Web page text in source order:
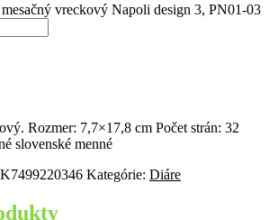
vreckový Napoli design 3, PN01-03
Rozmer: 7,7×17,8 cm Počet strán: 32
slovenské menné
Kategórie: Diáre